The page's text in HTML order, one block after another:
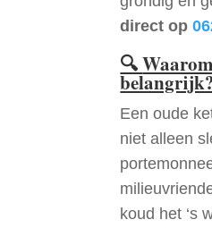
direct op
🔍
Een oude
niet alleen
koud het ‘s